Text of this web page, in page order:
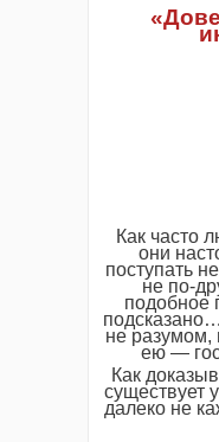
Как часто
они
поступать
не по-
подобное
не разумом,
ею —
Как
существует
далеко не